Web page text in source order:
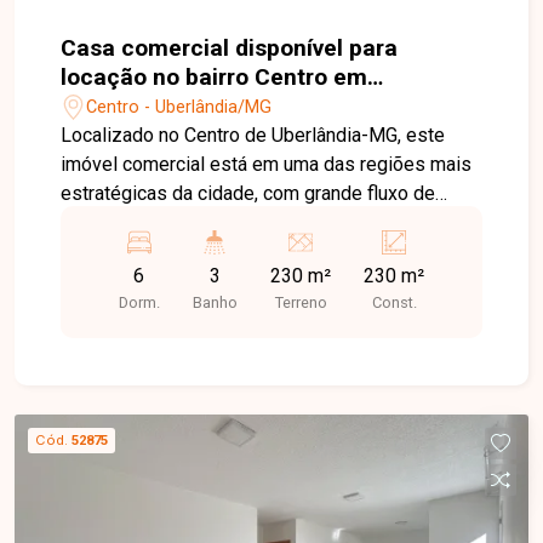
Casa comercial disponível para
locação no bairro Centro em
Uberlândia-MG
Centro - Uberlândia/MG
Localizado no Centro de Uberlândia-MG, este
imóvel comercial está em uma das regiões mais
estratégicas da cidade, com grande fluxo de
principais avenidas. A localização privilegiada
oferece excelente visibilidade e proximidade
com bancos, cartórios, órgãos públicos,
destaque. Imóvel comercial composto por
recepção de alto padrão com sanca de gesso,
balcão de atendimento planejado e painel para TV,
06 salas amplas e bem iluminadas, sendo 04
6
Dorm.
3
Banho
230 m²
Terreno
230 m²
Const.
Cód. 52875